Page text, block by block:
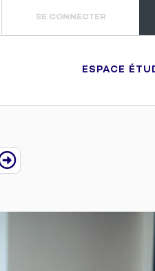
SE CONNECTER
ESPACE